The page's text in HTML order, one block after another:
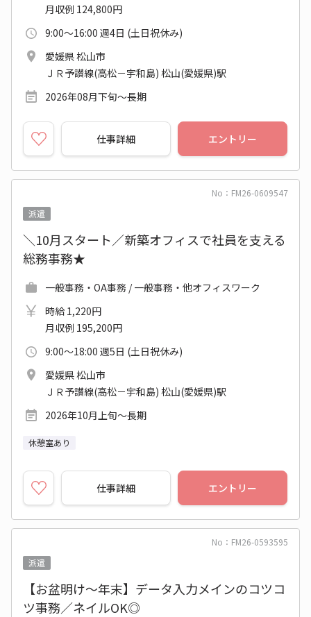
月収例 124,800円
9:00～16:00 週4日 (土日祝休み)
愛媛県 松山市
ＪＲ予讃線(高松－宇和島) 松山(愛媛県)駅
2026年08月下旬～長期
仕事詳細 エントリー
No：FM26-0609547
派遣
＼10月スタート／新築オフィスで社員を支える
総務事務★
一般事務・OA事務 / 一般事務・他オフィスワーク
時給 1,220円
月収例 195,200円
9:00～18:00 週5日 (土日祝休み)
愛媛県 松山市
ＪＲ予讃線(高松－宇和島) 松山(愛媛県)駅
2026年10月上旬～長期
休憩室あり
仕事詳細 エントリー
No：FM26-0593595
派遣
【お盆明け～年末】データ入力メインのコツコ
ツ事務／ネイルOK◎